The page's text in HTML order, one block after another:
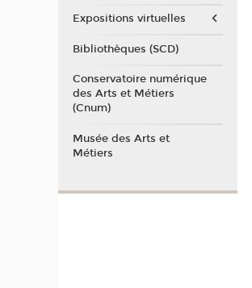
Expositions virtuelles
Bibliothèques (SCD)
Conservatoire numérique
des Arts et Métiers
(Cnum)
Musée des Arts et
Métiers